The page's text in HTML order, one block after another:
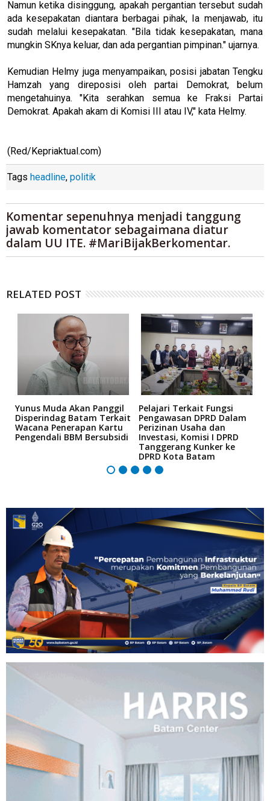
Namun ketika disinggung, apakah pergantian tersebut sudah
ada kesepakatan diantara berbagai pihak, Ia menjawab, itu
sudah melalui kesepakatan. "Bila tidak kesepakatan, mana
mungkin SKnya keluar, dan ada pergantian pimpinan." ujarnya.
Kemudian Helmy juga menyampaikan, posisi jabatan Tengku
Hamzah yang direposisi oleh partai Demokrat, belum
mengetahuinya. "Kita serahkan semua ke Fraksi Partai
Demokrat. Apakah akam di Komisi III atau IV," kata Helmy.
(Red/Kepriaktual.com)
Tags headline, politik
Komentar sepenuhnya menjadi tanggung
jawab komentator sebagaimana diatur
dalam UU ITE. #MariBijakBerkomentar.
RELATED POST
Yunus Muda Akan Panggil
Disperindag Batam Terkait
Wacana Penerapan Kartu
Pengendali BBM Bersubsidi
Pelajari Terkait Fungsi
Pengawasan DPRD Dalam
Perizinan Usaha dan
Investasi, Komisi I DPRD
Tanggerang Kunker ke
DPRD Kota Batam